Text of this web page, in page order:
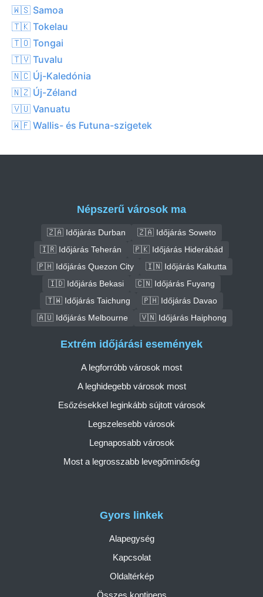
🇼🇸 Samoa
🇹🇰 Tokelau
🇹🇴 Tongai
🇹🇻 Tuvalu
🇳🇨 Új-Kaledónia
🇳🇿 Új-Zéland
🇻🇺 Vanuatu
🇼🇫 Wallis- és Futuna-szigetek
Népszerű városok ma
🇿🇦 Időjárás Durban
🇿🇦 Időjárás Soweto
🇮🇷 Időjárás Teherán
🇵🇰 Időjárás Hiderábád
🇵🇭 Időjárás Quezon City
🇮🇳 Időjárás Kalkutta
🇮🇩 Időjárás Bekasi
🇨🇳 Időjárás Fuyang
🇹🇼 Időjárás Taichung
🇵🇭 Időjárás Davao
🇦🇺 Időjárás Melbourne
🇻🇳 Időjárás Haiphong
Gyors linkek
Alapegység
Kapcsolat
Oldaltérkép
Összes kontinens
Extrém időjárási események
A legforróbb városok most
A leghidegebb városok most
Esőzésekkel leginkább sújtott városok
Legszelesebb városok
Legnaposabb városok
Most a legrosszabb levegőminőség